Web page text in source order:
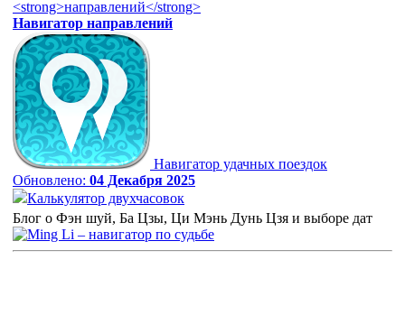
Навигатор направлений
Навигатор удачных поездок
Обновлено: 04 Декабря 2025
Калькулятор двухчасовок
Блог о Фэн шуй, Ба Цзы, Ци Мэнь Дунь Цзя и выборе дат